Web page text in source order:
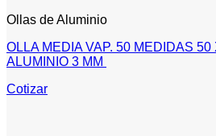
Ollas de Aluminio
OLLA MEDIA VAP. 50 MEDIDAS
ALUMINIO 3 MM
Cotizar